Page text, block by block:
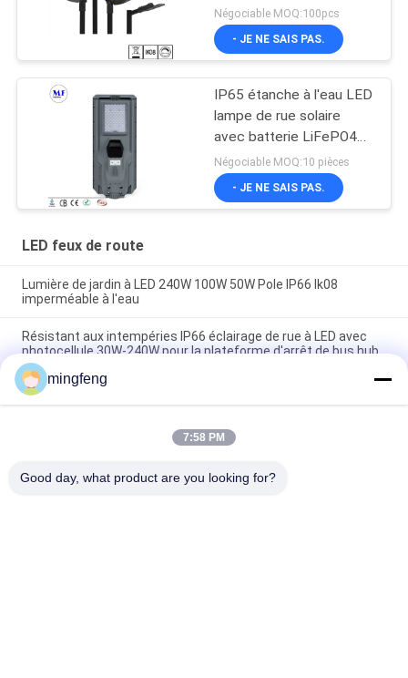
Photocell led lumière de
route de jardin
Négociable MOQ:100pcs
- JE NE SAIS PAS.
IP65 étanche à l'eau LED
lampe de rue solaire
avec batterie LiFePO4
pour parking de jardin
Négociable MOQ:10 pièces
- JE NE SAIS PAS.
LED feux de route
Lumière de jardin à LED 240W 100W 50W Pole IP66 Ik08
imperméable à l'eau
Résistant aux intempéries IP66 éclairage de rue à LED avec
photocellule 30W-240W pour la plateforme d'arrêt de bus hub
de transit
Lumière de stationnement LED Lumière d'extérieur en
Catégories populaires
mingfeng
7:58 PM
Good day, what product are you looking for?